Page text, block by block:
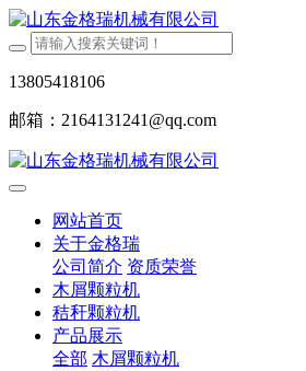
13805418106
邮箱：2164131241@qq.com
网站首页
关于金格瑞
公司简介 资质荣誉
木屑颗粒机
秸秆颗粒机
产品展示
全部 木屑颗粒机